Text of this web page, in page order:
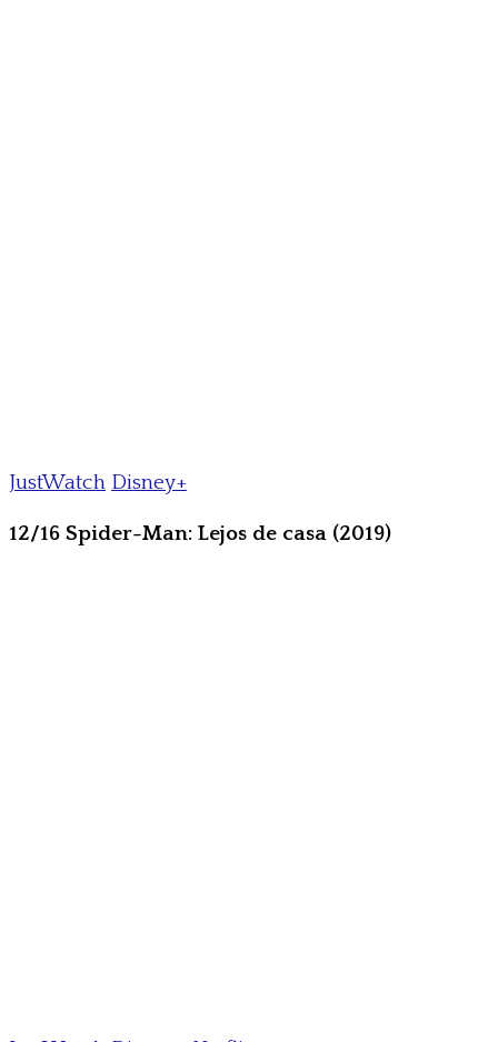
JustWatch Disney+
12/16 Spider-Man: Lejos de casa (2019)